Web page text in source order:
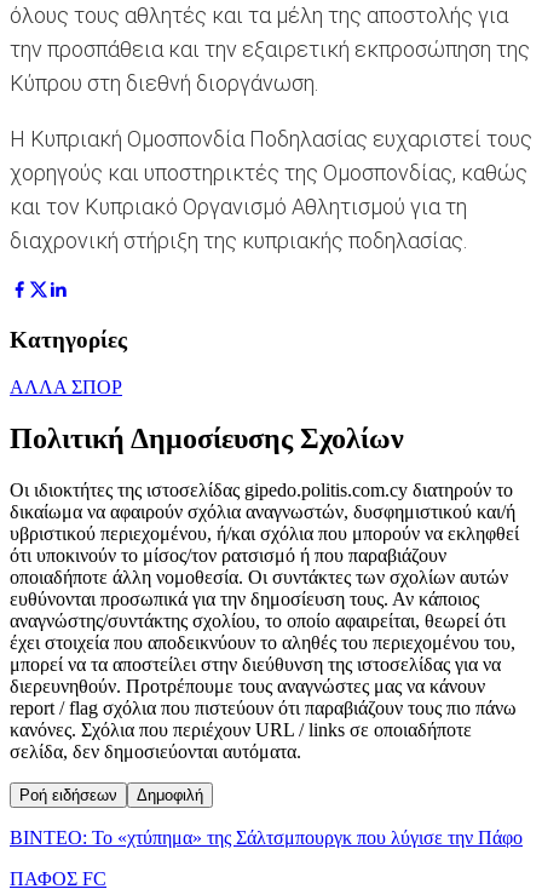
όλους τους αθλητές και τα μέλη της αποστολής για
την προσπάθεια και την εξαιρετική εκπροσώπηση της
Κύπρου στη διεθνή διοργάνωση.
Η Κυπριακή Ομοσπονδία Ποδηλασίας ευχαριστεί τους
χορηγούς και υποστηρικτές της Ομοσπονδίας, καθώς
και τον Κυπριακό Οργανισμό Αθλητισμού για τη
διαχρονική στήριξη της κυπριακής ποδηλασίας.
Κατηγορίες
ΑΛΛΑ ΣΠΟΡ
Πολιτική Δημοσίευσης Σχολίων
Οι ιδιοκτήτες της ιστοσελίδας gipedo.politis.com.cy διατηρούν το
δικαίωμα να αφαιρούν σχόλια αναγνωστών, δυσφημιστικού και/ή
υβριστικού περιεχομένου, ή/και σχόλια που μπορούν να εκληφθεί
ότι υποκινούν το μίσος/τον ρατσισμό ή που παραβιάζουν
οποιαδήποτε άλλη νομοθεσία. Οι συντάκτες των σχολίων αυτών
ευθύνονται προσωπικά για την δημοσίευση τους. Αν κάποιος
αναγνώστης/συντάκτης σχολίου, το οποίο αφαιρείται, θεωρεί ότι
έχει στοιχεία που αποδεικνύουν το αληθές του περιεχομένου του,
μπορεί να τα αποστείλει στην διεύθυνση της ιστοσελίδας για να
διερευνηθούν. Προτρέπουμε τους αναγνώστες μας να κάνουν
report / flag σχόλια που πιστεύουν ότι παραβιάζουν τους πιο πάνω
κανόνες. Σχόλια που περιέχουν URL / links σε οποιαδήποτε
σελίδα, δεν δημοσιεύονται αυτόματα.
Ροή ειδήσεων Δημοφιλή
ΒΙΝΤΕΟ: Το «χτύπημα» της Σάλτσμπουργκ που λύγισε την Πάφο
ΠΑΦΟΣ FC